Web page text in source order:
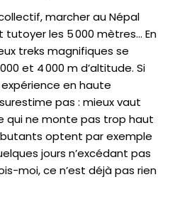
marcher au Népal
les 5 000 mètres… En
treks magnifiques se
et 4 000 m d’altitude. Si
en haute
pas : mieux vaut
qui ne monte pas trop haut
optent par exemple
jours n’excédant pas
moi, ce n’est déjà pas rien